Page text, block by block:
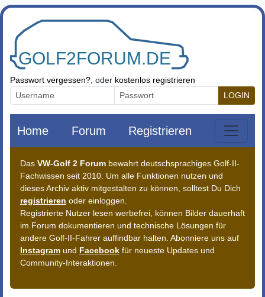
Zum Inhalt springen
Passwort vergessen? , oder kostenlos registrieren
LOGIN
Home Forum Registrieren
Das VW-Golf 2 Forum bewahrt deutschsprachiges Golf-II-
Fachwissen seit 2010. Um alle Funktionen nutzen und
dieses Archiv aktiv mitgestalten zu können, solltest Du Dich
registrieren oder einloggen.
Registrierte Nutzer lesen werbefrei, können Bilder dauerhaft
im Forum dokumentieren und technische Lösungen für
andere Golf-II-Fahrer auffindbar halten. Abonniere uns auf
Instagram und Facebook für neueste Updates und
Community-Interaktionen.